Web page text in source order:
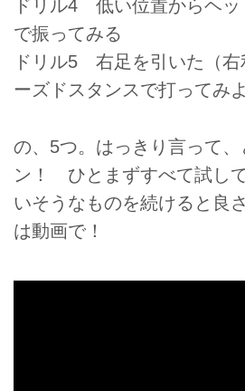
ドリル4 低い位置からヘッ
で振ってみる
ドリル5 右足を引いた（右
ーズドスタンスで打ってみ
の、5つ。はっきり言って、
ン！ ひとまずすべて試し
いそうなものを続けると良
は動画で！